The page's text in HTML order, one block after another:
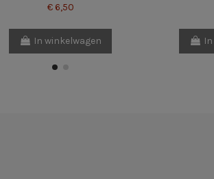
€ 6,50
In winkelwagen